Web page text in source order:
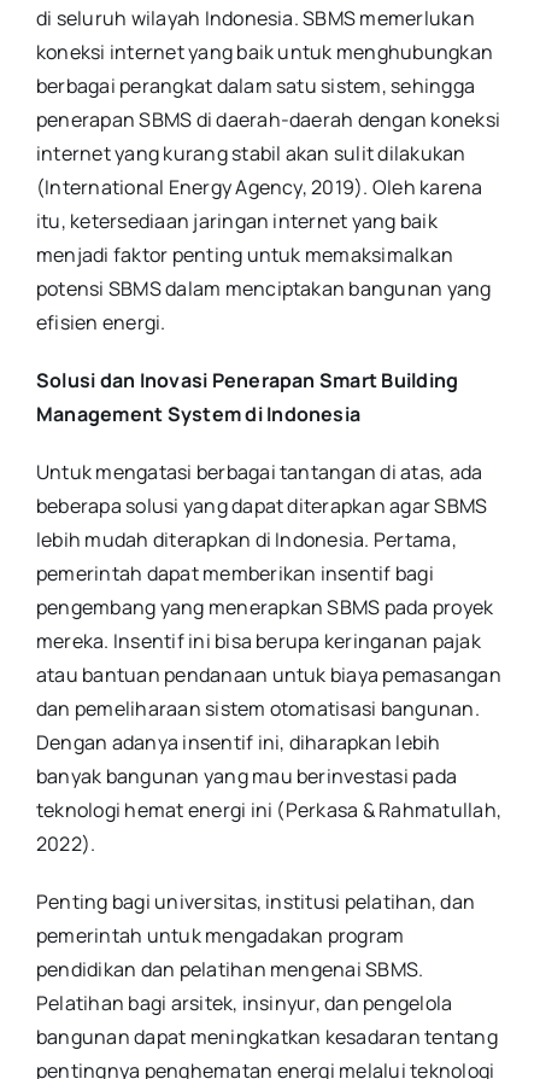
di seluruh wilayah Indonesia. SBMS memerlukan
koneksi internet yang baik untuk menghubungkan
berbagai perangkat dalam satu sistem, sehingga
penerapan SBMS di daerah-daerah dengan koneksi
internet yang kurang stabil akan sulit dilakukan
(International Energy Agency, 2019). Oleh karena
itu, ketersediaan jaringan internet yang baik
menjadi faktor penting untuk memaksimalkan
potensi SBMS dalam menciptakan bangunan yang
efisien energi.
Solusi dan Inovasi Penerapan Smart Building
Management System di Indonesia
Untuk mengatasi berbagai tantangan di atas, ada
beberapa solusi yang dapat diterapkan agar SBMS
lebih mudah diterapkan di Indonesia. Pertama,
pemerintah dapat memberikan insentif bagi
pengembang yang menerapkan SBMS pada proyek
mereka. Insentif ini bisa berupa keringanan pajak
atau bantuan pendanaan untuk biaya pemasangan
dan pemeliharaan sistem otomatisasi bangunan.
Dengan adanya insentif ini, diharapkan lebih
banyak bangunan yang mau berinvestasi pada
teknologi hemat energi ini (Perkasa & Rahmatullah,
2022).
Penting bagi universitas, institusi pelatihan, dan
pemerintah untuk mengadakan program
pendidikan dan pelatihan mengenai SBMS.
Pelatihan bagi arsitek, insinyur, dan pengelola
bangunan dapat meningkatkan kesadaran tentang
pentingnya penghematan energi melalui teknologi